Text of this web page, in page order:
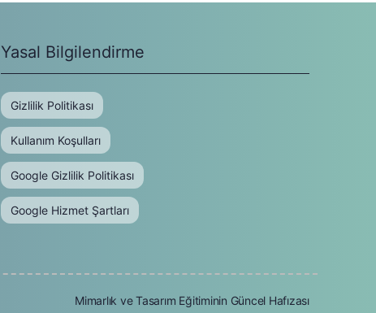
Yasal Bilgilendirme
Gizlilik Politikası
Kullanım Koşulları
Google Gizlilik Politikası
Google Hizmet Şartları
Mimarlık ve Tasarım Eğitiminin Güncel Hafızası